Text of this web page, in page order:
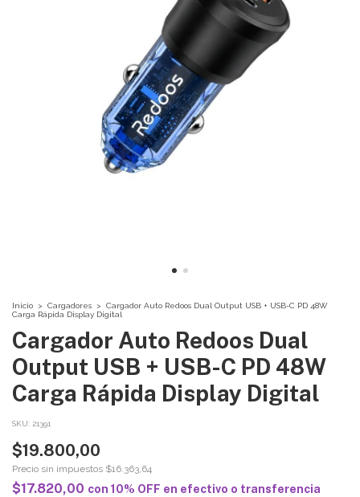
Inicio > Cargadores >
Cargador Auto Redoos Dual Output USB + USB-C PD 48W
Carga Rápida Display Digital
Cargador Auto Redoos Dual
Output USB + USB-C PD 48W
Carga Rápida Display Digital
SKU: 21391
$19.800,00
Precio sin impuestos $16.363,64
$17.820,00 con 10% OFF en efectivo o transferencia